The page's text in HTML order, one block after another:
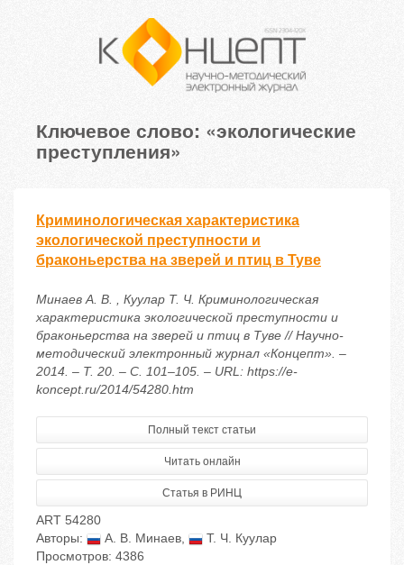
Ключевое слово: «экологические
преступления»
Криминологическая характеристика
экологической преступности и
браконьерства на зверей и птиц в Туве
Минаев А. В. , Куулар Т. Ч. Криминологическая
характеристика экологической преступности и
браконьерства на зверей и птиц в Туве // Научно-
методический электронный журнал «Концепт». –
2014. – Т. 20. – С. 101–105. – URL: https://e-
koncept.ru/2014/54280.htm
Полный текст статьи
Читать онлайн
Статья в РИНЦ
ART 54280
Авторы:
А. В. Минаев,
Т. Ч. Куулар
Просмотров: 4386